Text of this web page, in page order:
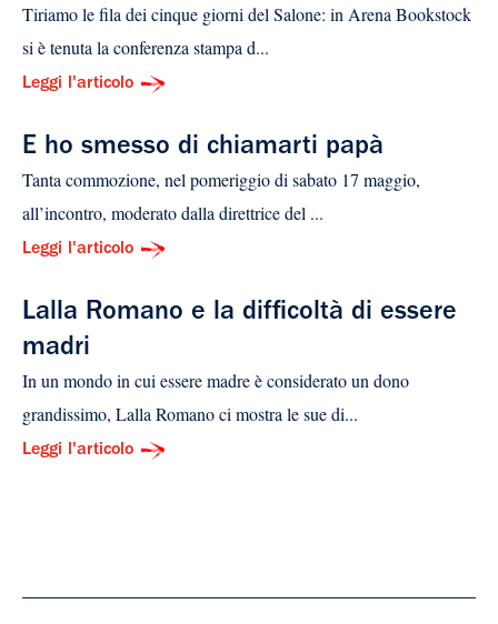
Tiriamo le fila dei cinque giorni del Salone: in Arena Bookstock
si è tenuta la conferenza stampa d...
Leggi l'articolo
E ho smesso di chiamarti papà
Tanta commozione, nel pomeriggio di sabato 17 maggio,
all’incontro, moderato dalla direttrice del ...
Leggi l'articolo
Lalla Romano e la difficoltà di essere
madri
In un mondo in cui essere madre è considerato un dono
grandissimo, Lalla Romano ci mostra le sue di...
Leggi l'articolo